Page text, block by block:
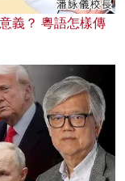
義？ 粵語怎樣傳